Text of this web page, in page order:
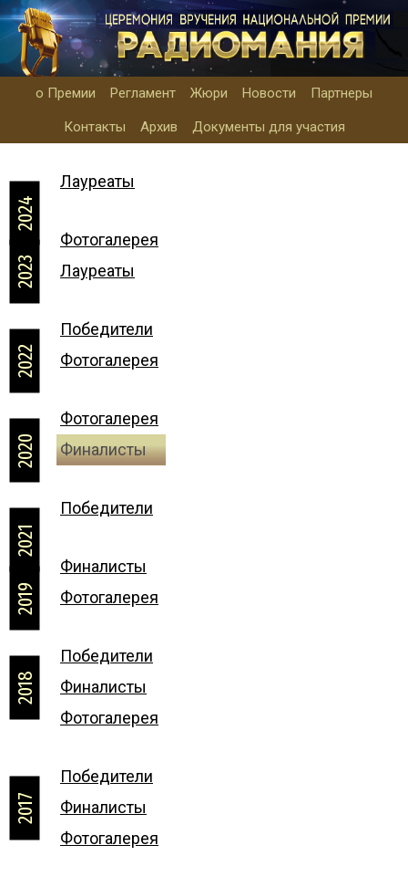
о Премии Регламент Жюри Новости Партнеры
Контакты Архив Документы для участия
2024
Лауреаты
2023
Фотогалерея
Лауреаты
2022
Победители
Фотогалерея
2020
Фотогалерея
Финалисты
2021
Победители
2019
Финалисты
Фотогалерея
2018
Победители
Финалисты
Фотогалерея
2017
Победители
Финалисты
Фотогалерея